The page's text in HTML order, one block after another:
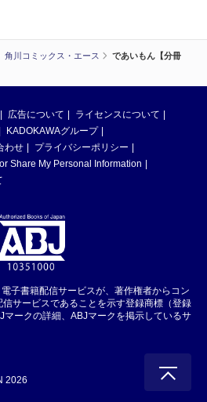
角川コミックス・エース
であいもん【分冊
広告について
ライセンスについて
KADOKAWAグループ
わせ
プライバシーポリシー
Share My Personal Information
子書籍配信サービスが、著作権者からコン
サービスであることを示す登録商標（登録
ークの詳細、ABJマークを掲示しているサ
2026